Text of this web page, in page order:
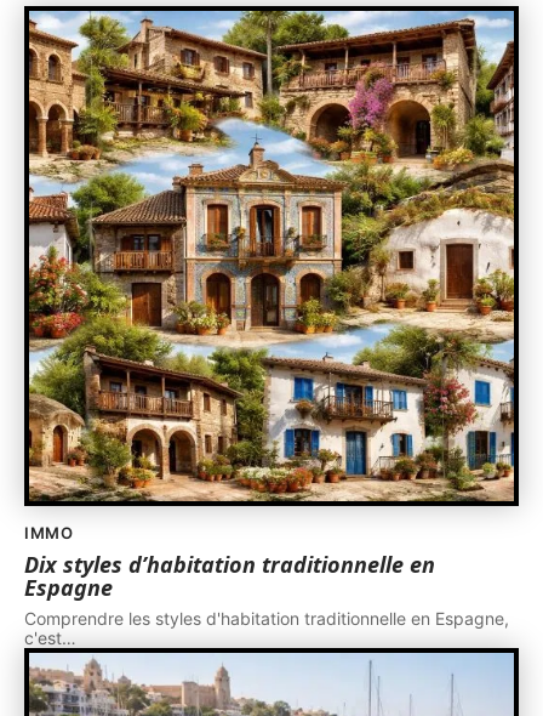
IMMO
Dix styles d’habitation traditionnelle en
Espagne
Comprendre les styles d'habitation traditionnelle en Espagne,
c'est…